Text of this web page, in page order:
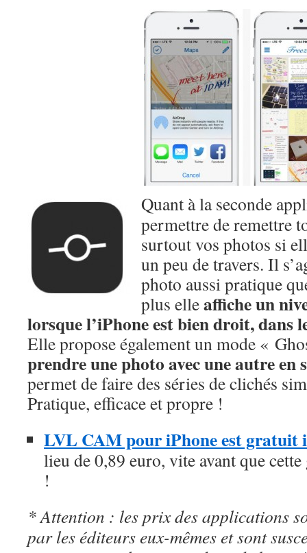
Quant à la seconde
permettre de remettre
surtout vos photos si
un peu de travers. Il
photo aussi pratique
plus elleaffiche un
lorsque l’iPhone est bien droit, dans
Elle propose également un mode «
prendre une photo avec une autre en
permet de faire des séries de clichés
Pratique, efficace et propre !
LVL CAM pour iPhone est gratuit
lieu de 0,89 euro, vite avant que
!
* Attention : les prix des applications
par les éditeurs eux-mêmes et sont